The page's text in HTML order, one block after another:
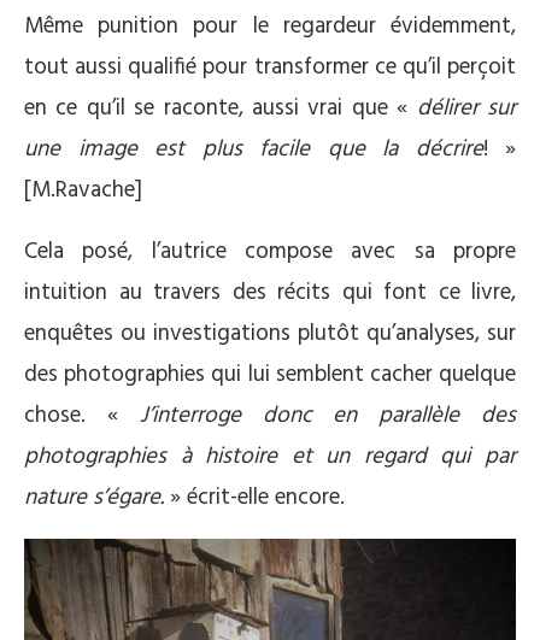
Même punition pour le regardeur évidemment,
tout aussi qualifié pour transformer ce qu’il perçoit
en ce qu’il se raconte, aussi vrai que « délirer sur
une image est plus facile que la décrire! »
[M.Ravache]
Cela posé, l’autrice compose avec sa propre
intuition au travers des récits qui font ce livre,
enquêtes ou investigations plutôt qu’analyses, sur
des photographies qui lui semblent cacher quelque
chose. « J’interroge donc en parallèle des
photographies à histoire et un regard qui par
nature s’égare. » écrit-elle encore.